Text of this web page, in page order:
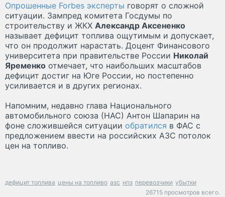
Опрошенные Forbes эксперты говорят о сложной
ситуации. Зампред комитета Госдумы по
строительству и ЖКХ Александр Аксененко
называет дефицит топлива ощутимым и допускает,
что он продолжит нарастать. Доцент Финансового
университета при правительстве России Николай
Яременко отмечает, что наибольших масштабов
дефицит достиг на Юге России, но постепенно
усиливается и в других регионах.
Напомним, недавно глава Национального
автомобильного союза (НАС) Антон Шапарин на
фоне сложившейся ситуации обратился в ФАС с
предложением ввести на российских АЗС потолок
цен на топливо.
дефицит топлива цены на топливо азс нпз перевозчики убытки
26715 просмотров всего.